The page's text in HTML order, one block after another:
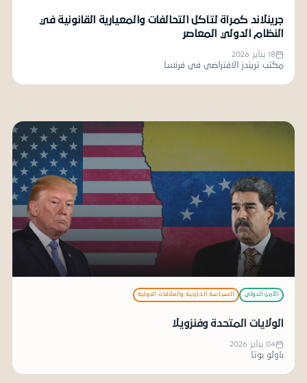
جرينلاند كمرآة لتآكل التحالفات والمعيارية القانونية في
النظام الدولي المعاصر
18 يناير 2026
مكتب تريندز الافتراضي في فرنسا
الأمن الدولي السياسة الخارجية والعلاقات الدولية
الولايات المتحدة وفنزويلا
04 يناير 2026
باولو بوتا